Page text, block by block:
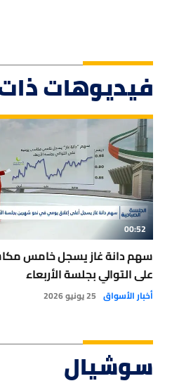
فيديوهات
00:52
سهم دانة غاز يسجل خامس
على التوالي بجلسة الأربعاء
أخبار الأسواق 25 يونيو 2026
سوشيال